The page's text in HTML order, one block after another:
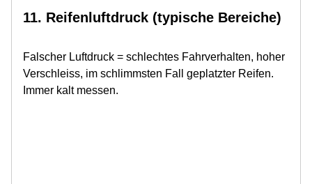
11. Reifenluftdruck (typische Bereiche)
Falscher Luftdruck = schlechtes Fahrverhalten, hoher
Verschleiss, im schlimmsten Fall geplatzter Reifen.
Immer kalt messen.